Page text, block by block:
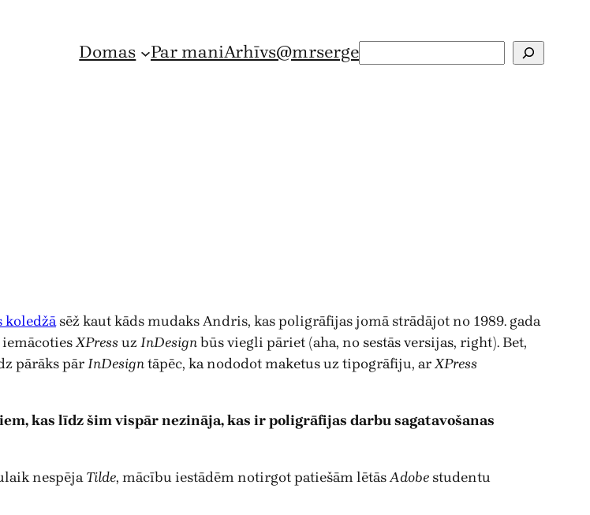
Domas Par maniArhīvs@mrsergeSearch
koledžāsēž kaut kāds mudaks Andris, kas poligrāfijas jomā strādājot no 1989. gada
iemācotiesXPressuzInDesignbūs viegli pāriet (aha, no sestās versijas, right). Bet,
pārāks pārInDesigntāpēc, ka nododot maketus uz tipogrāfiju, arXPress
kas līdz šim vispār nezināja, kas ir poligrāfijas darbu sagatavošanas
nespējaTilde, mācību iestādēm notirgot patiešām lētāsAdobestudentu